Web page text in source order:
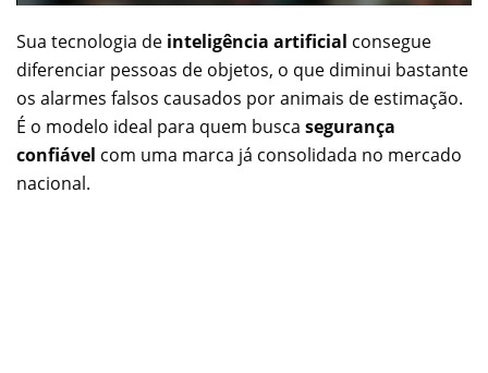
Sua tecnologia de inteligência artificial consegue
diferenciar pessoas de objetos, o que diminui bastante
os alarmes falsos causados por animais de estimação.
É o modelo ideal para quem busca segurança
confiável com uma marca já consolidada no mercado
nacional.